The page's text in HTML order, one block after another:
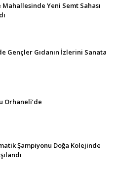
Yeni Semt Sahası
Gençler Gıdanın İzlerini Sanata
Orhaneli’de
Şampiyonu Doğa Kolejinde